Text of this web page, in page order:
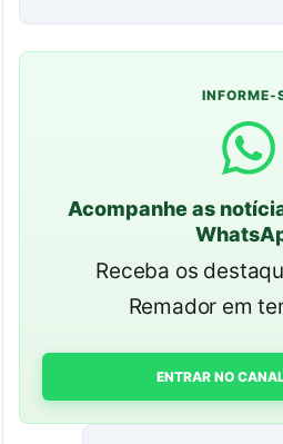
INFORME-
Acompanhe as
Receba os
Remador em
ENTRAR NO